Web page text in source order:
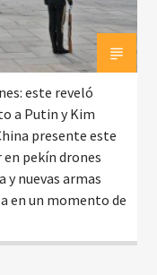
este reveló
a Putin y Kim
presente este
pekín drones
nuevas armas
en un momento de